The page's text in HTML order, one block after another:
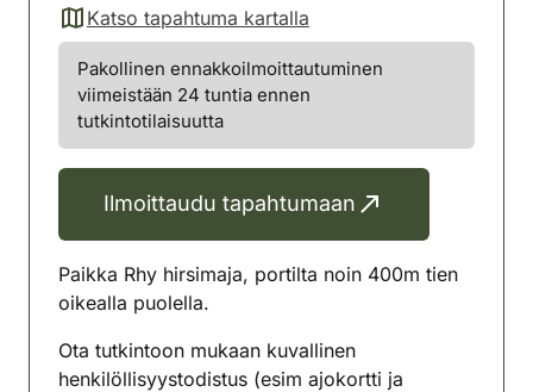
Katso tapahtuma kartalla
(avautuu uuteen välilehteen)
Pakollinen ennakkoilmoittautuminen
viimeistään 24 tuntia ennen
tutkintotilaisuutta
Ilmoittaudu tapahtumaan
Paikka Rhy hirsimaja, portilta noin 400m tien
oikealla puolella.
Ota tutkintoon mukaan kuvallinen
henkilöllisyystodistus (esim ajokortti ja